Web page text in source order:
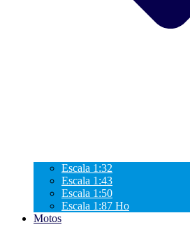
Escala 1:32
Escala 1:43
Escala 1:50
Escala 1:87 Ho
Motos